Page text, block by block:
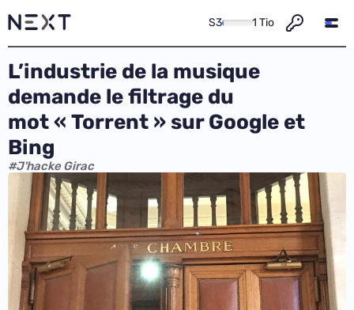
S3 1 Tio
L’industrie de la musique
demande le filtrage du
mot « Torrent » sur Google et
Bing
#J'hacke Girac